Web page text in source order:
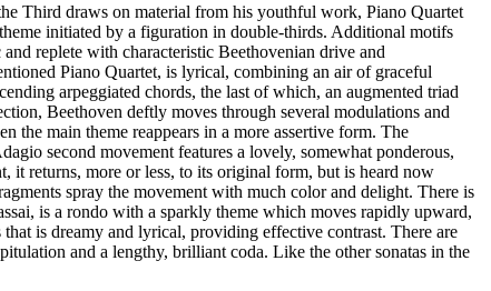
Third draws on material from his youthful work, Piano Quartet
initiated by a figuration in double-thirds. Additional motifs
replete with characteristic Beethovenian drive and
Piano Quartet, is lyrical, combining an air of graceful
arpeggiated chords, the last of which, an augmented triad
Beethoven deftly moves through several modulations and
the main theme reappears in a more assertive form. The
second movement features a lovely, somewhat ponderous,
it returns, more or less, to its original form, but is heard now
spray the movement with much color and delight. There is
is a rondo with a sparkly theme which moves rapidly upward,
is dreamy and lyrical, providing effective contrast. There are
and a lengthy, brilliant coda. Like the other sonatas in the